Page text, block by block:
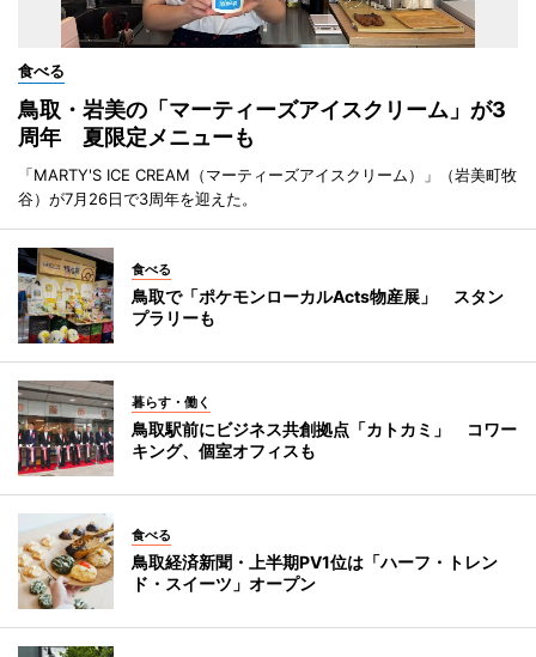
食べる
鳥取・岩美の「マーティーズアイスクリーム」が3
周年 夏限定メニューも
「MARTY'S ICE CREAM（マーティーズアイスクリーム）」（岩美町牧
谷）が7月26日で3周年を迎えた。
食べる
鳥取で「ポケモンローカルActs物産展」 スタン
プラリーも
暮らす・働く
鳥取駅前にビジネス共創拠点「カトカミ」 コワー
キング、個室オフィスも
食べる
鳥取経済新聞・上半期PV1位は「ハーフ・トレン
ド・スイーツ」オープン